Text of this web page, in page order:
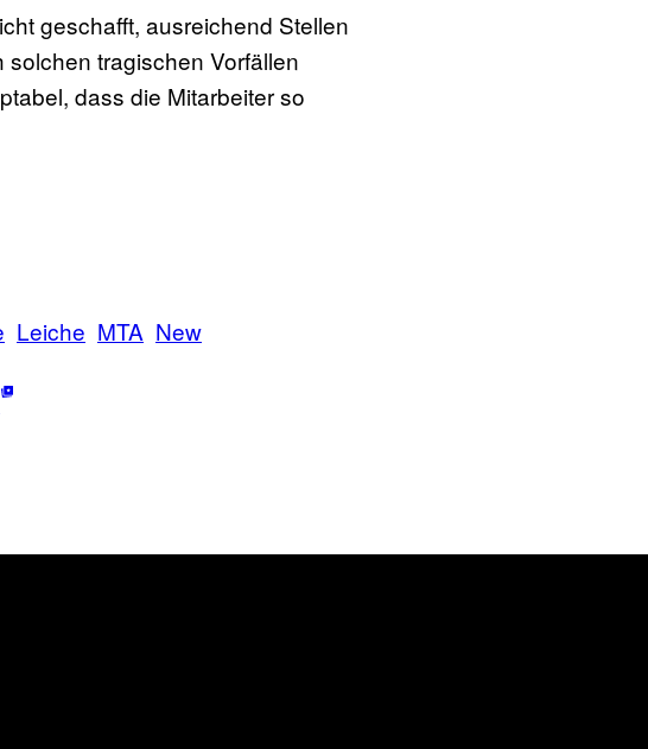
geschafft, ausreichend Stellen
tragischen Vorfällen
dass die Mitarbeiter so
Leiche MTA New